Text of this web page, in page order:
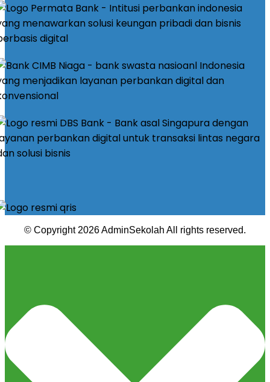
© Copyright 2026 AdminSekolah All rights reserved.